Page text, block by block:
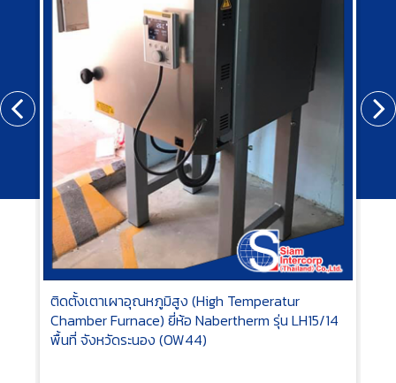
ติดตั้งเตาเผาอุณหภูมิสูง (High Temperatur
Chamber Furnace) ยี่ห้อ Nabertherm รุ่น LH15/14
พื้นที่ จังหวัดระนอง (OW44)